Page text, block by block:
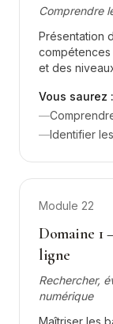
Comprendre
Présentation
et des
Vous saurez :
—
—Identifier
Module 22
Domaine 1
ligne
Rechercher,
numérique
Maîtriser les